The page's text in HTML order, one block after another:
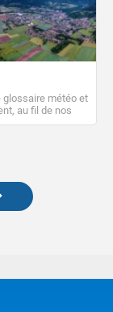
glossaire météo et
au fil de nos
utiles vers nos